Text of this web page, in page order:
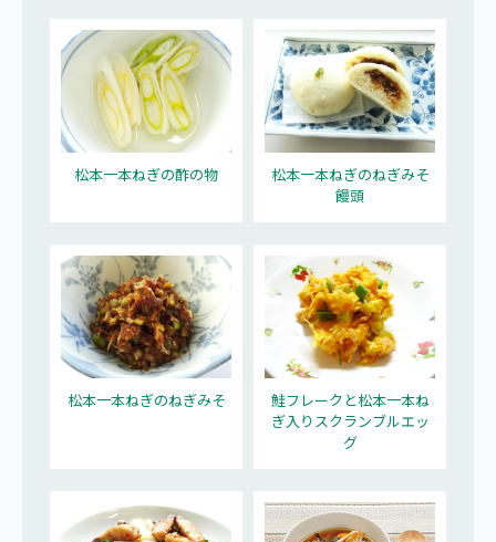
松本一本ねぎの酢の物
松本一本ねぎのねぎみそ
饅頭
松本一本ねぎのねぎみそ
鮭フレークと松本一本ね
ぎ入りスクランブルエッ
グ